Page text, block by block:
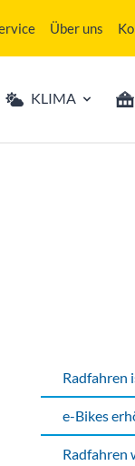
Über uns
KLIMA
Radfahren
e-Bikes
Radfahren